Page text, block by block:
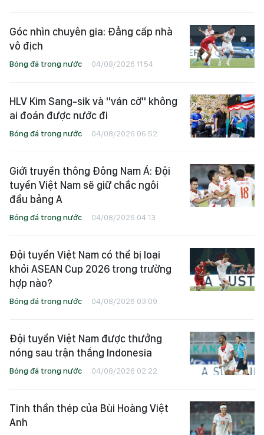
Góc nhìn chuyên gia: Đẳng cấp nhà
vô địch
Bóng đá trong nước 04/08/2026 11:54
HLV Kim Sang-sik và "ván cờ" không
ai đoán được nước đi
Bóng đá trong nước 04/08/2026 06:52
Giới truyền thông Đông Nam Á: Đội
tuyển Việt Nam sẽ giữ chắc ngôi
đầu bảng A
Bóng đá trong nước 04/08/2026 04:13
Đội tuyển Việt Nam có thể bị loại
khỏi ASEAN Cup 2026 trong trường
hợp nào?
Bóng đá trong nước 04/08/2026 03:09
Đội tuyển Việt Nam được thưởng
nóng sau trận thắng Indonesia
Bóng đá trong nước 04/08/2026 02:22
Tinh thần thép của Bùi Hoàng Việt
Anh